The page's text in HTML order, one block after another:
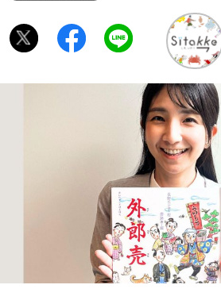
育む
ローカルエリア
札幌